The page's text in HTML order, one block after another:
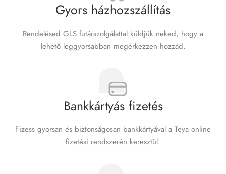
Gyors házhozszállítás
Rendelésed GLS futár­szolgálattal küldjük neked, hogy a
lehető leggyorsabban megérkezzen hozzád.
Bankkártyás fizetés
Fizess gyorsan és biztonságosan bankkártyával a Teya online
fizetési rendszerén keresztül.